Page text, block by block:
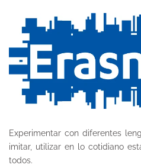
Experimentar con diferentes
imitar, utilizar en lo cotidiano
todos.